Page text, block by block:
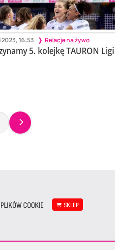
16:53 Relacje na żywo
5. kolejkę TAURON Ligi
COOKIE SKLEP